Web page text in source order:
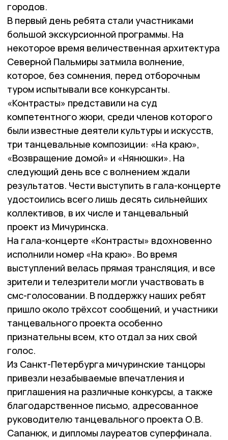
городов.
В первый день ребята стали участниками
большой экскурсионной программы. На
некоторое время величественная архитектура
Северной Пальмиры затмила волнение,
которое, без сомнения, перед отборочным
туром испытывали все конкурсанты.
«Контрасты» представили на суд
компетентного жюри, среди членов которого
были известные деятели культуры и искусств,
три танцевальные композиции: «На краю»,
«Возвращение домой» и «Нянюшки». На
следующий день все с волнением ждали
результатов. Чести выступить в гала-концерте
удостоились всего лишь десять сильнейших
коллективов, в их числе и танцевальный
проект из Мичуринска.
На гала-концерте «Контрасты» вдохновенно
исполнили номер «На краю». Во время
выступлений велась прямая трансляция, и все
зрители и телезрители могли участвовать в
смс-голосовании. В поддержку наших ребят
пришло около трёхсот сообщений, и участники
танцевального проекта особенно
признательны всем, кто отдал за них свой
голос.
Из Санкт-Петербурга мичуринские танцоры
привезли незабываемые впечатления и
приглашения на различные конкурсы, а также
благодарственное письмо, адресованное
руководителю танцевального проекта О.В.
Сапанюк, и дипломы лауреатов суперфинала.